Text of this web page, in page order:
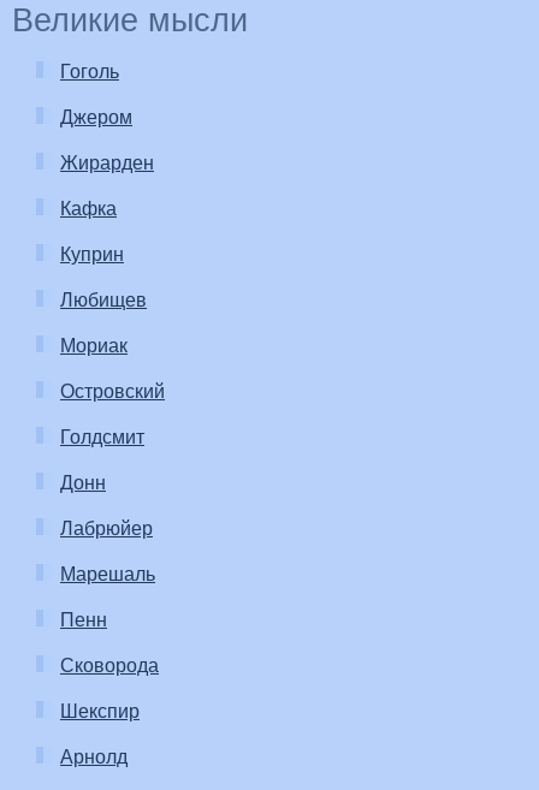
Великие мысли
Гоголь
Джером
Жирарден
Кафка
Куприн
Любищев
Мориак
Островский
Голдсмит
Донн
Лабрюйер
Марешаль
Пенн
Сковорода
Шекспир
Арнолд